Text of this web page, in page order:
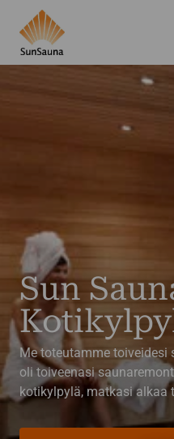
Sun
Me toteutamme
oli toiveenasi
kotikylpylä, matkasi alkaa